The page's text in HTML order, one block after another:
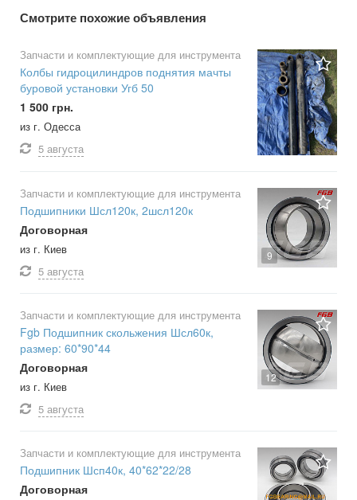
Смотрите похожие объявления
Запчасти и комплектующие для инструмента
Колбы гидроцилиндров поднятия мачты
буровой установки Угб 50
1 500 грн.
из г. Одесса
5 августа
9
Запчасти и комплектующие для инструмента
Подшипники Шсл120к, 2шсл120к
Договорная
из г. Киев
5 августа
12
Запчасти и комплектующие для инструмента
Fgb Подшипник скольжения Шсл60к,
размер: 60*90*44
Договорная
из г. Киев
5 августа
Запчасти и комплектующие для инструмента
Подшипник Шсп40к, 40*62*22/28
Договорная